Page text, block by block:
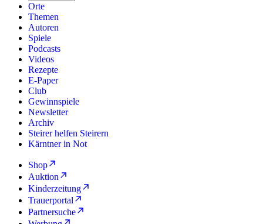
Orte
Themen
Autoren
Spiele
Podcasts
Videos
Rezepte
E-Paper
Club
Gewinnspiele
Newsletter
Archiv
Steirer helfen Steirern
Kärntner in Not
Shop
Auktion
Kinderzeitung
Trauerportal
Partnersuche